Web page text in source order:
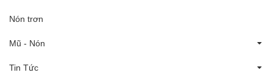
Nón trơn
Mũ - Nón
Tin Tức